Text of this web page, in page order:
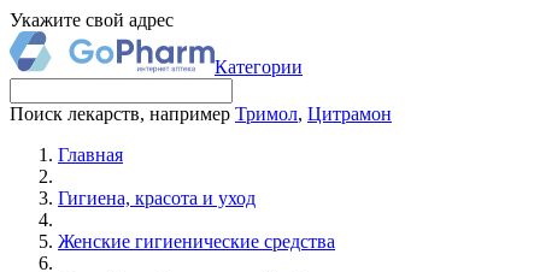
Укажите свой адрес
Категории
Поиск лекарств, например Тримол, Цитрамон
Главная
Гигиена, красота и уход
Женские гигиенические средства